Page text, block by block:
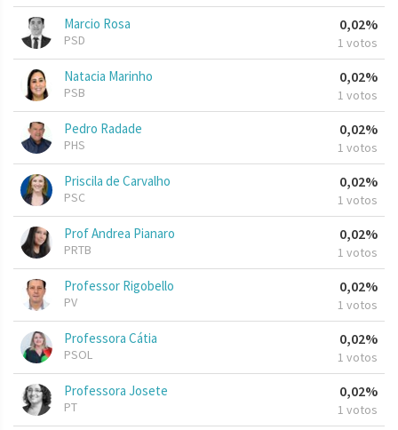
Marcio Rosa
PSD
0,02%
1 votos
Natacia Marinho
PSB
0,02%
1 votos
Pedro Radade
PHS
0,02%
1 votos
Priscila de Carvalho
PSC
0,02%
1 votos
Prof Andrea Pianaro
PRTB
0,02%
1 votos
Professor Rigobello
PV
0,02%
1 votos
Professora Cátia
PSOL
0,02%
1 votos
Professora Josete
PT
0,02%
1 votos